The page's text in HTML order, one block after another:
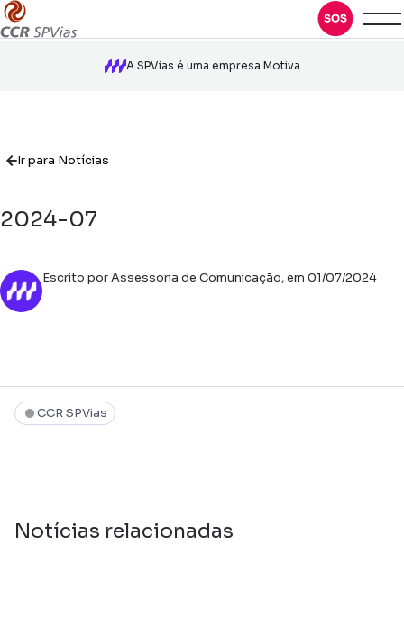
A SPVias é uma empresa Motiva
Ir para Notícias
2024-07
Escrito por Assessoria de Comunicação, em 01/07/2024
CCR SPVias
Notícias relacionadas